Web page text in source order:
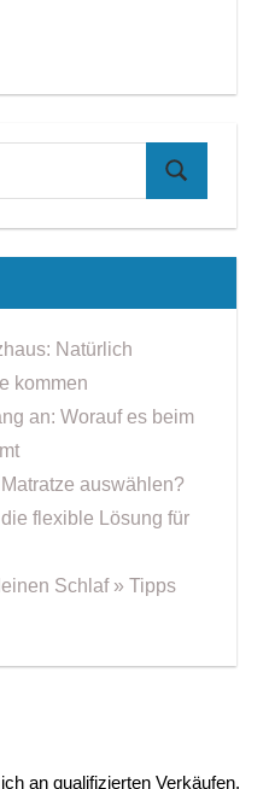
Natürlich
kommen
an: Worauf es beim
auswählen?
flexible Lösung für
Schlaf » Tipps
an qualifizierten Verkäufen.